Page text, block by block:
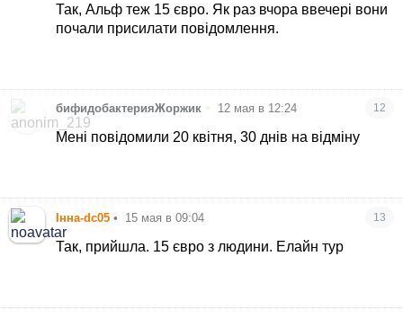
Так, Альф теж 15 євро. Як раз вчора ввечері вони
почали присилати повідомлення.
бифидобактерияЖоржик • 12 мая в 12:24 12
Мені повідомили 20 квітня, 30 днів на відміну
Інна-dc05 • 15 мая в 09:04 13
Так, прийшла. 15 євро з людини. Елайн тур